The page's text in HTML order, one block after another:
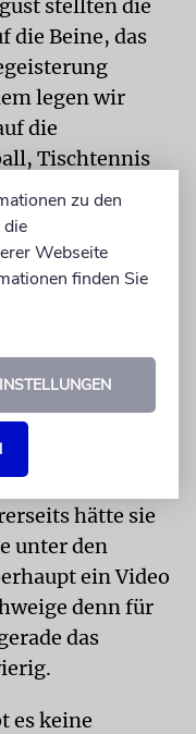
stellten die
die Beine, das
legen wir
die
Tischtennis
Aufgaben
und
dass jetzt
ins
Termin
denn
sind die
schon
Familie
hätte sie
unter den
ein Video
denn für
das
es keine
zu den
Webseite
finden Sie